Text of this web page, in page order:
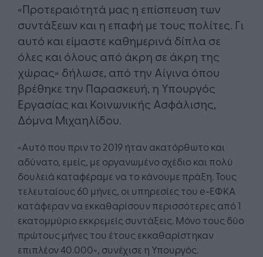
«Προτεραιότητά μας η επίσπευση των
συντάξεων και η επαφή με τους πολίτες. Γι
αυτό και είμαστε καθημερινά δίπλα σε
όλες και όλους από άκρη σε άκρη της
χώρας» δήλωσε, από την Αίγινα όπου
βρέθηκε την Παρασκευή, η Υπουργός
Εργασίας και Κοινωνικής Ασφάλισης,
Δόμνα Μιχαηλίδου.
«Αυτό που πριν το 2019 ήταν ακατόρθωτο και
αδύνατο, εμείς, με οργανωμένο σχέδιο και πολύ
δουλειά καταφέραμε να το κάνουμε πράξη. Τους
τελευταίους 60 μήνες, οι υπηρεσίες του e-ΕΦΚΑ
κατάφεραν να εκκαθαρίσουν περισσότερες από 1
εκατομμύριο εκκρεμείς συντάξεις. Μόνο τους δύο
πρώτους μήνες του έτους εκκαθαρίστηκαν
επιπλέον 40.000», συνέχισε η Υπουργός.